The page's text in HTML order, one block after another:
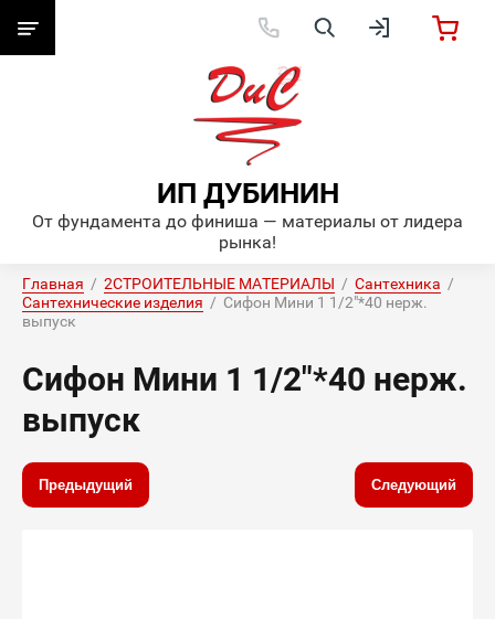
ИП ДУБИНИН
От фундамента до финиша — материалы от лидера
рынка!
Главная
  /
2СТРОИТЕЛЬНЫЕ МАТЕРИАЛЫ
  /
Сантехника
Сантехнические изделия
  /  Сифон Мини 1 1/2"*40 нерж.
выпуск
Сифон Мини 1 1/2"*40 нерж.
выпуск
Предыдущий Следующий